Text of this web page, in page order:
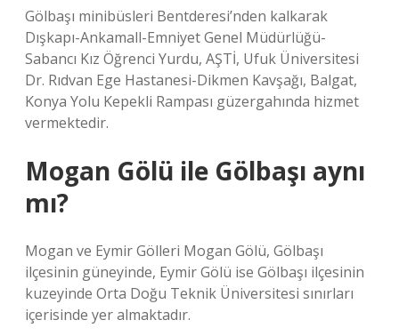
Gölbaşı minibüsleri Bentderesi’nden kalkarak
Dışkapı-Ankamall-Emniyet Genel Müdürlüğü-
Sabancı Kız Öğrenci Yurdu, AŞTİ, Ufuk Üniversitesi
Dr. Rıdvan Ege Hastanesi-Dikmen Kavşağı, Balgat,
Konya Yolu Kepekli Rampası güzergahında hizmet
vermektedir.
Mogan Gölü ile Gölbaşı aynı
mı?
Mogan ve Eymir Gölleri Mogan Gölü, Gölbaşı
ilçesinin güneyinde, Eymir Gölü ise Gölbaşı ilçesinin
kuzeyinde Orta Doğu Teknik Üniversitesi sınırları
içerisinde yer almaktadır.